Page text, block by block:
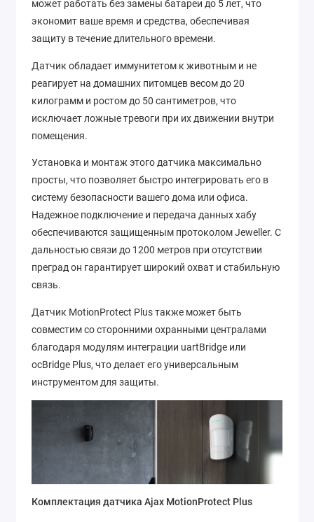
может работать без замены батареи до 5 лет, что
экономит ваше время и средства, обеспечивая
защиту в течение длительного времени.
Датчик обладает иммунитетом к животным и не
реагирует на домашних питомцев весом до 20
килограмм и ростом до 50 сантиметров, что
исключает ложные тревоги при их движении внутри
помещения.
Установка и монтаж этого датчика максимально
просты, что позволяет быстро интегрировать его в
систему безопасности вашего дома или офиса.
Надежное подключение и передача данных хабу
обеспечиваются защищенным протоколом Jeweller. С
дальностью связи до 1200 метров при отсутствии
преград он гарантирует широкий охват и стабильную
связь.
Датчик MotionProtect Plus также может быть
совместим со сторонними охранными централами
благодаря модулям интеграции uartBridge или
ocBridge Plus, что делает его универсальным
инструментом для защиты.
Комплектация датчика Ajax MotionProtect Plus